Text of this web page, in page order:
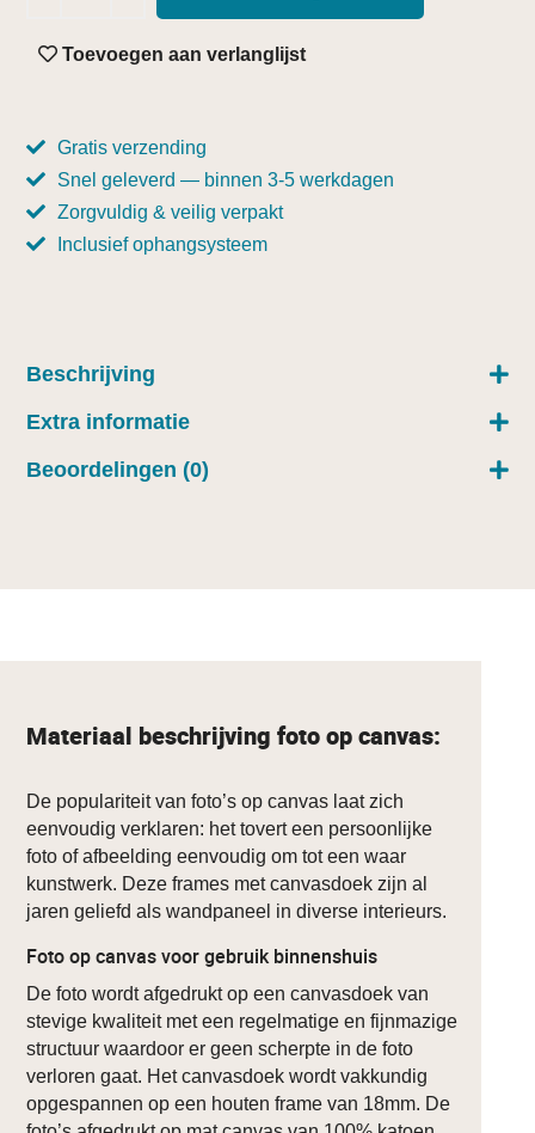
Toevoegen aan verlanglijst
Gratis verzending
Snel geleverd — binnen 3-5 werkdagen
Zorgvuldig & veilig verpakt
Inclusief ophangsysteem
Beschrijving
Extra informatie
Beoordelingen (0)
Materiaal beschrijving foto op canvas:
De populariteit van foto’s op canvas laat zich
eenvoudig verklaren: het tovert een persoonlijke
foto of afbeelding eenvoudig om tot een waar
kunstwerk. Deze frames met canvasdoek zijn al
jaren geliefd als wandpaneel in diverse interieurs.
Foto op canvas voor gebruik binnenshuis
De foto wordt afgedrukt op een canvasdoek van
stevige kwaliteit met een regelmatige en fijnmazige
structuur waardoor er geen scherpte in de foto
verloren gaat. Het canvasdoek wordt vakkundig
opgespannen op een houten frame van 18mm. De